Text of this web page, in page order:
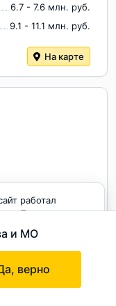
и МО
верно
6.7 - 7.6 млн. руб.
9.1 - 11.1 млн. руб.
На карте
1/4
работал
Продолжая